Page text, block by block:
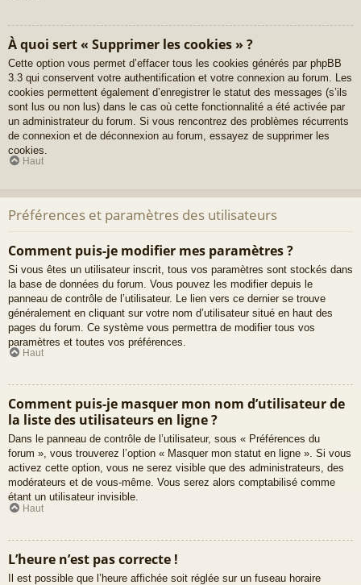
À quoi sert « Supprimer les cookies » ?
Cette option vous permet d’effacer tous les cookies générés par phpBB
3.3 qui conservent votre authentification et votre connexion au forum. Les
cookies permettent également d’enregistrer le statut des messages (s’ils
sont lus ou non lus) dans le cas où cette fonctionnalité a été activée par
un administrateur du forum. Si vous rencontrez des problèmes récurrents
de connexion et de déconnexion au forum, essayez de supprimer les
cookies.
Haut
Préférences et paramètres des utilisateurs
Comment puis-je modifier mes paramètres ?
Si vous êtes un utilisateur inscrit, tous vos paramètres sont stockés dans
la base de données du forum. Vous pouvez les modifier depuis le
panneau de contrôle de l’utilisateur. Le lien vers ce dernier se trouve
généralement en cliquant sur votre nom d’utilisateur situé en haut des
pages du forum. Ce système vous permettra de modifier tous vos
paramètres et toutes vos préférences.
Haut
Comment puis-je masquer mon nom d’utilisateur de
la liste des utilisateurs en ligne ?
Dans le panneau de contrôle de l’utilisateur, sous « Préférences du
forum », vous trouverez l’option « Masquer mon statut en ligne ». Si vous
activez cette option, vous ne serez visible que des administrateurs, des
modérateurs et de vous-même. Vous serez alors comptabilisé comme
étant un utilisateur invisible.
Haut
L’heure n’est pas correcte !
Il est possible que l’heure affichée soit réglée sur un fuseau horaire